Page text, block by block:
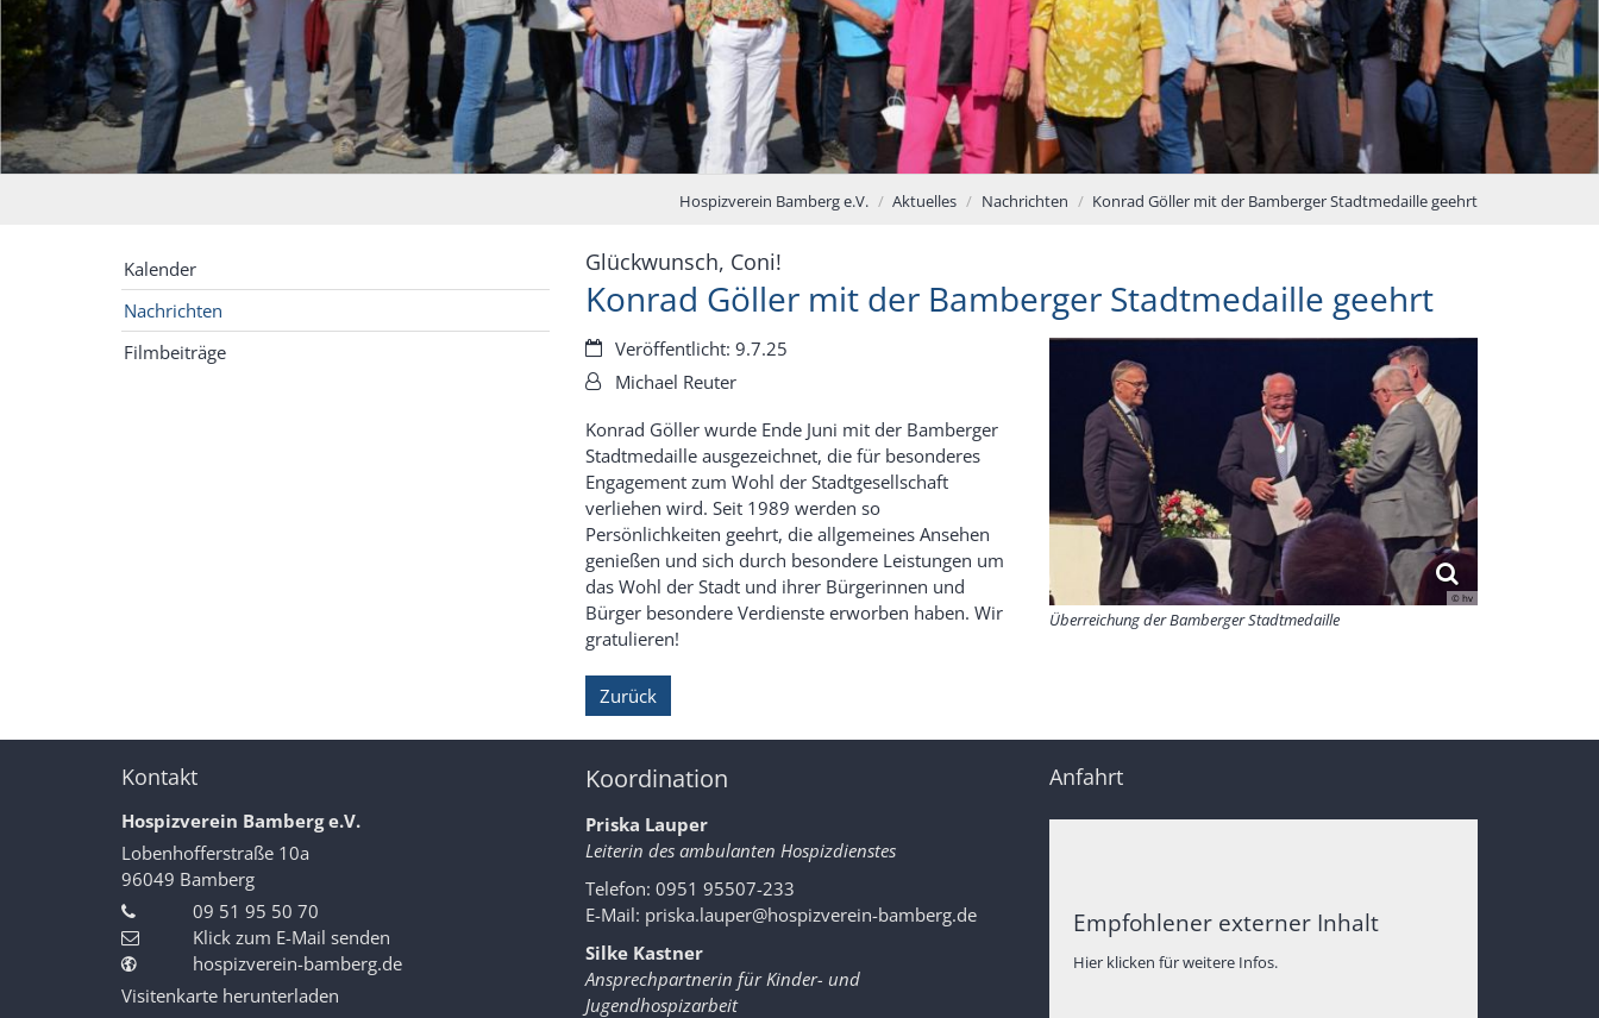
Hospizverein Bamberg e.V. Aktuelles Nachrichten Konrad Göller mit der Bamberger Stadtmedaille geehrt
Glückwunsch, Coni!
Konrad Göller mit der Bamberger Stadtmedaille geehrt
© hv
Überreichung der Bamberger Stadtmedaille
Datum:Veröffentlicht: 9.7.25
Von:Michael Reuter
Konrad Göller wurde Ende Juni mit der Bamberger
Stadtmedaille ausgezeichnet, die für besonderes
Engagement zum Wohl der Stadtgesellschaft
verliehen wird. Seit 1989 werden so
Persönlichkeiten geehrt, die allgemeines Ansehen
genießen und sich durch besondere Leistungen um
das Wohl der Stadt und ihrer Bürgerinnen und
Bürger besondere Verdienste erworben haben. Wir
gratulieren!
Zurück
Kalender
Nachrichten
Filmbeiträge
Kontakt
Hospizverein Bamberg e.V.
Lobenhofferstraße 10a
96049 Bamberg
09 51 95 50 70
Klick zum E-Mail senden
hospizverein-bamberg.de
Visitenkarte herunterladen
Koordination
Priska Lauper
Leiterin des ambulanten Hospizdienstes
Telefon: 0951 95507-233
E-Mail: priska.lauper@hospizverein-bamberg.de
Silke Kastner
Ansprechpartnerin für Kinder- und
Jugendhospizarbeit
Anfahrt
Empfohlener externer Inhalt
Hier klicken für weitere Infos.